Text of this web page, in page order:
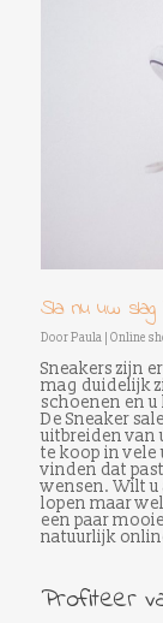
Sla nu uw
Door Paula Online
Sneakers zijn
mag duidelijk
schoenen en
De Sneaker
uitbreiden van
te koop in vele
vinden dat
wensen. Wilt u
lopen maar
een paar
natuurlijk
Profiteer